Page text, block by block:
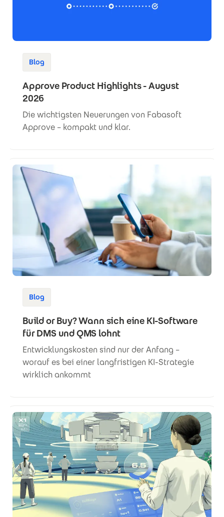
Blog
Approve Product Highlights - August
2026
Die wichtigsten Neuerungen von Fabasoft
Approve – kompakt und klar.
Blog
Build or Buy? Wann sich eine KI-Software
für DMS und QMS lohnt
Entwicklungskosten sind nur der Anfang –
worauf es bei einer langfristigen KI-Strategie
wirklich ankommt